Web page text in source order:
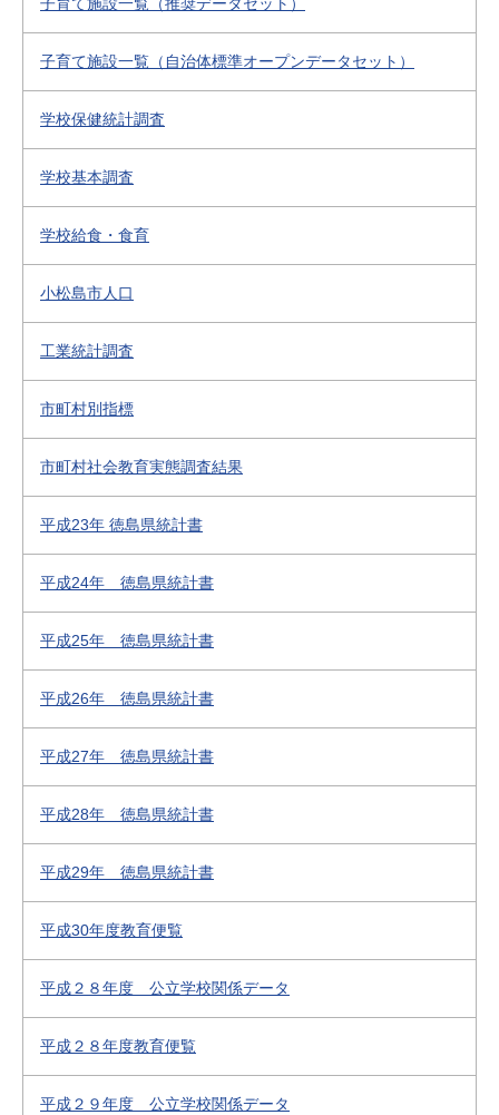
子育て施設一覧（自治体標準オープンデータセット）
学校保健統計調査
学校基本調査
学校給食・食育
小松島市人口
工業統計調査
市町村別指標
市町村社会教育実態調査結果
平成23年 徳島県統計書
平成24年 徳島県統計書
平成25年 徳島県統計書
平成26年 徳島県統計書
平成27年 徳島県統計書
平成28年 徳島県統計書
平成29年 徳島県統計書
平成30年度教育便覧
平成２８年度 公立学校関係データ
平成２８年度教育便覧
平成２９年度 公立学校関係データ